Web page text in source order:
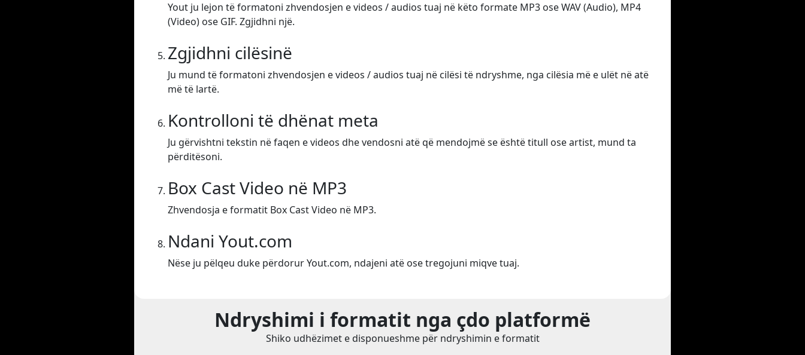
Yout ju lejon të formatoni zhvendosjen e videos / audios tuaj në këto formate MP3 ose WAV (Audio), MP4
(Video) ose GIF. Zgjidhni një.
Zgjidhni cilësinë
Ju mund të formatoni zhvendosjen e videos / audios tuaj në cilësi të ndryshme, nga cilësia më e ulët në atë
më të lartë.
Kontrolloni të dhënat meta
Ju gërvishtni tekstin në faqen e videos dhe vendosni atë që mendojmë se është titull ose artist, mund ta
përditësoni.
Box Cast Video në MP3
Zhvendosja e formatit Box Cast Video në MP3.
Ndani Yout.com
Nëse ju pëlqeu duke përdorur Yout.com, ndajeni atë ose tregojuni miqve tuaj.
Ndryshimi i formatit nga çdo platformë
Shiko udhëzimet e disponueshme për ndryshimin e formatit